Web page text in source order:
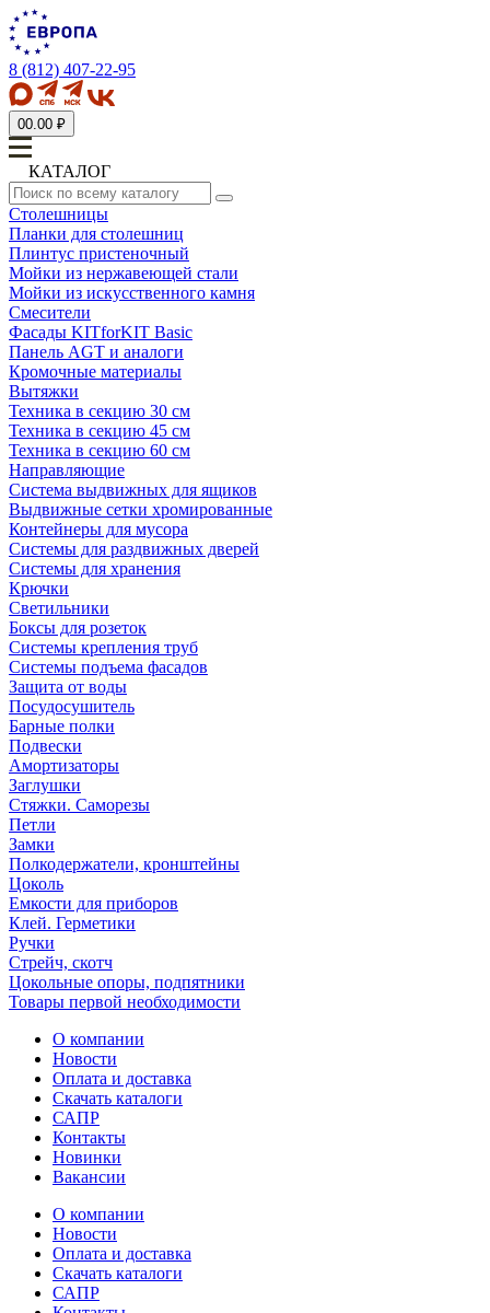
8 (812) 407-22-95
00.00 ₽
КАТАЛОГ
Столешницы
Планки для столешниц
Плинтус пристеночный
Мойки из нержавеющей стали
Мойки из искусственного камня
Смесители
Фасады KITforKIT Basic
Панель AGT и аналоги
Кромочные материалы
Вытяжки
Техника в секцию 30 см
Техника в секцию 45 см
Техника в секцию 60 см
Направляющие
Система выдвижных для ящиков
Выдвижные сетки хромированные
Контейнеры для мусора
Системы для раздвижных дверей
Системы для хранения
Крючки
Светильники
Боксы для розеток
Системы крепления труб
Системы подъема фасадов
Защита от воды
Посудосушитель
Барные полки
Подвески
Амортизаторы
Заглушки
Стяжки. Саморезы
Петли
Замки
Полкодержатели, кронштейны
Цоколь
Емкости для приборов
Клей. Герметики
Ручки
Стрейч, скотч
Цокольные опоры, подпятники
Товары первой необходимости
О компании
Новости
Оплата и доставка
Скачать каталоги
САПР
Контакты
Новинки
Вакансии
О компании
Новости
Оплата и доставка
Скачать каталоги
САПР